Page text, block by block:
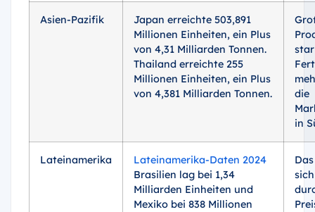
Asien-Pazifik
Japan erreichte 503,891
Millionen Einheiten, ein Plus
von 4,31 Milliarden Tonnen.
Thailand erreichte 255
Millionen Einheiten, ein Plus
von 4,381 Milliarden Tonnen.
die
in
Lateinamerika
Lateinamerika-Daten 2024
Brasilien lag bei 1,34
Milliarden Einheiten und
Mexiko bei 838 Millionen